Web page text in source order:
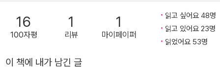
16
100자평
1
리뷰
1
마이페이퍼
읽고 싶어요 48명
읽고 있어요 23명
읽었어요 53명
이 책에 내가 남긴 글